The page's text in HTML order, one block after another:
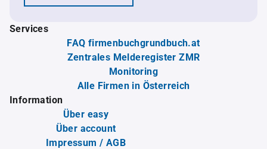
Services
FAQ firmenbuchgrundbuch.at
Zentrales Melderegister ZMR
Monitoring
Alle Firmen in Österreich
Information
Über easy
Über account
Impressum / AGB